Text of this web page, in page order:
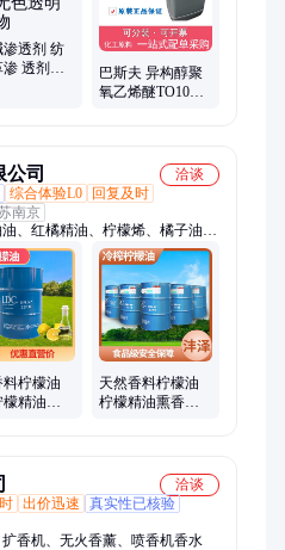
渗透剂 纺
透剂
巴斯夫 异构醇聚
氧乙烯醚TO10
司
洽谈
综合体验L0
回复及时
南京
、红橘精油、柠檬烯、橘子油、
料柠檬油
檬精油熏
天然香料柠檬油
柠檬精油熏香原
洽谈
出价迅速
真实性已核验
香机、无火香薰、喷香机香水